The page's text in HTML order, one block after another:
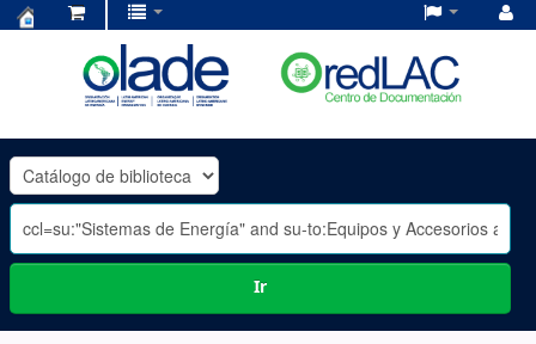
OLADE
-
Ir